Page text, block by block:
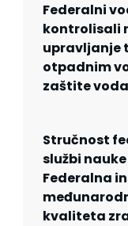
Federalni
kontrolisali
upravljanje
otpadnim
zaštite
Stručnost
službi
Federalna
kvaliteta